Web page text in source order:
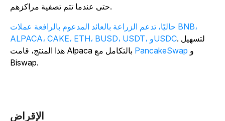
حاليًا، تدعم الزراعة بالعائد المدعوم بالرافعة عملات BNB،
ALPACA، CAKE، ETH، BUSD، USDT، وUSDC. لتسهيل
هذا المنتج، قامت Alpaca بالتكامل معPancakeSwap
Biswap.
الإقراض